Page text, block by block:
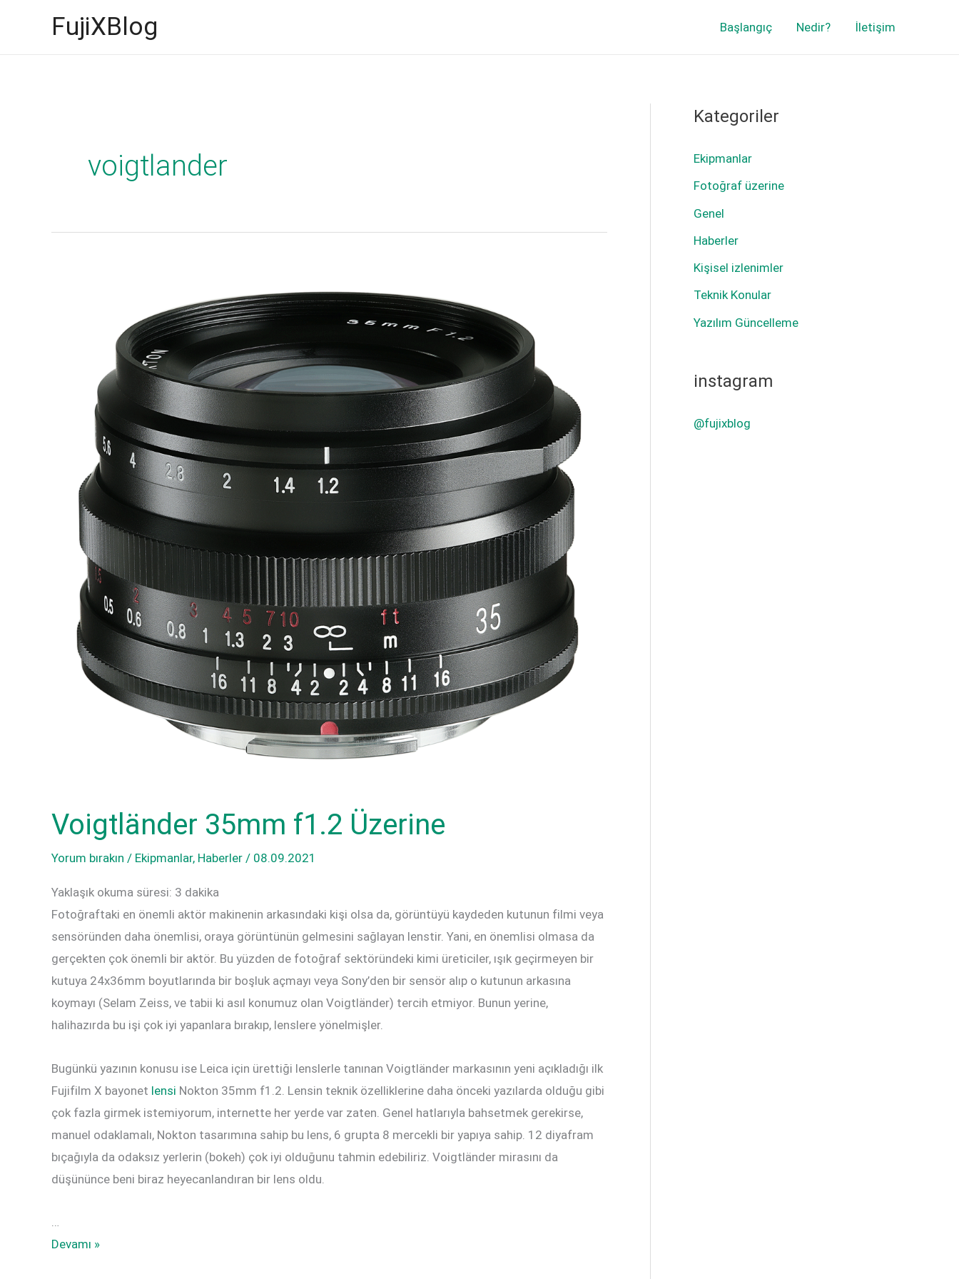
FujiXBlog Başlangıç Nedir? İletişim
voigtlander
Voigtländer 35mm f1.2 Üzerine
Yorum bırakın / Ekipmanlar, Haberler / 08.09.2021
Yaklaşık okuma süresi: 3 dakika
Fotoğraftaki en önemli aktör makinenin arkasındaki kişi olsa da, görüntüyü kaydeden kutunun filmi veya
sensöründen daha önemlisi, oraya görüntünün gelmesini sağlayan lenstir. Yani, en önemlisi olmasa da
gerçekten çok önemli bir aktör. Bu yüzden de fotoğraf sektöründeki kimi üreticiler, ışık geçirmeyen bir
kutuya 24x36mm boyutlarında bir boşluk açmayı veya Sony’den bir sensör alıp o kutunun arkasına
koymayı (Selam Zeiss, ve tabii ki asıl konumuz olan Voigtländer) tercih etmiyor. Bunun yerine,
halihazırda bu işi çok iyi yapanlara bırakıp, lenslere yönelmişler.
Bugünkü yazının konusu ise Leica için ürettiği lenslerle tanınan Voigtländer markasının yeni açıkladığı ilk
Fujifilm X bayonet lensi Nokton 35mm f1.2. Lensin teknik özelliklerine daha önceki yazılarda olduğu gibi
çok fazla girmek istemiyorum, internette her yerde var zaten. Genel hatlarıyla bahsetmek gerekirse,
manuel odaklamalı, Nokton tasarımına sahip bu lens, 6 grupta 8 mercekli bir yapıya sahip. 12 diyafram
bıçağıyla da odaksız yerlerin (bokeh) çok iyi olduğunu tahmin edebiliriz. Voigtländer mirasını da
düşününce beni biraz heyecanlandıran bir lens oldu.
…
Voigtländer
Devamı »
Kategoriler
Ekipmanlar
Fotoğraf üzerine
Genel
Haberler
Kişisel izlenimler
Teknik Konular
Yazılım Güncelleme
instagram
@fujixblog